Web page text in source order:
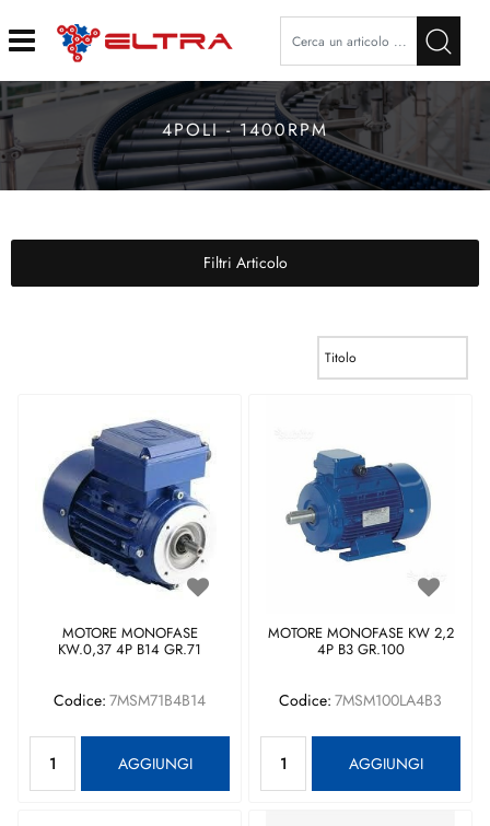
Open
4POLI - 1400RPM
Filtri Articolo
MOTORE MONOFASE
KW.0,37 4P B14 GR.71
Codice: 7MSM71B4B14
AGGIUNGI
MOTORE MONOFASE KW 2,2
4P B3 GR.100
Codice: 7MSM100LA4B3
AGGIUNGI